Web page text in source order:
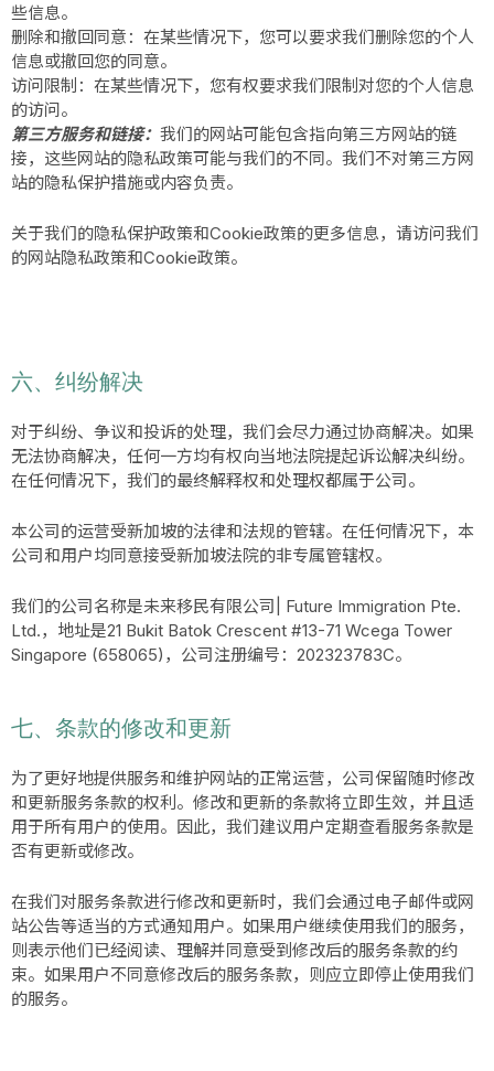
些信息。
删除和撤回同意：在某些情况下，您可以要求我们删除您的个人
信息或撤回您的同意。
访问限制：在某些情况下，您有权要求我们限制对您的个人信息
的访问。
第三方服务和链接： 我们的网站可能包含指向第三方网站的链
接，这些网站的隐私政策可能与我们的不同。我们不对第三方网
站的隐私保护措施或内容负责。
关于我们的隐私保护政策和Cookie政策的更多信息，请访问我们
的网站隐私政策和Cookie政策。
六、纠纷解决
对于纠纷、争议和投诉的处理，我们会尽力通过协商解决。如果
无法协商解决，任何一方均有权向当地法院提起诉讼解决纠纷。
在任何情况下，我们的最终解释权和处理权都属于公司。
本公司的运营受新加坡的法律和法规的管辖。在任何情况下，本
公司和用户均同意接受新加坡法院的非专属管辖权。
我们的公司名称是未来移民有限公司| Future Immigration Pte.
Ltd.，地址是21 Bukit Batok Crescent #13-71 Wcega Tower
Singapore (658065)，公司注册编号：202323783C。
七、条款的修改和更新
为了更好地提供服务和维护网站的正常运营，公司保留随时修改
和更新服务条款的权利。修改和更新的条款将立即生效，并且适
用于所有用户的使用。因此，我们建议用户定期查看服务条款是
否有更新或修改。
在我们对服务条款进行修改和更新时，我们会通过电子邮件或网
站公告等适当的方式通知用户。如果用户继续使用我们的服务，
则表示他们已经阅读、理解并同意受到修改后的服务条款的约
束。如果用户不同意修改后的服务条款，则应立即停止使用我们
的服务。